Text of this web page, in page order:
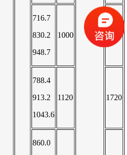
716.7
830.2
948.7
1000 1660
788.4
913.2
1043.6
1120 1720
860.0